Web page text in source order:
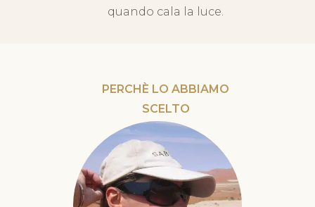
quando cala la luce.
PERCHÈ LO ABBIAMO
SCELTO